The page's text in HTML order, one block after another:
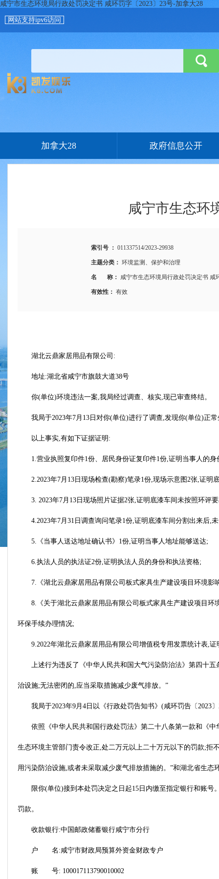
咸宁市生态环境局行政处罚决定书 咸环罚字〔2023〕23号-加拿大28
网站支持ipv6访问
加拿大28 政府信息公开
咸宁市生态环
索引号 ： 011337514/2023-29938
主题分类： 环境监测、保护和治理
名 称： 咸宁市生态环境局行政处罚决定书 咸
有效性： 有效
湖北云鼎家居用品有限公司:
地址:湖北省咸宁市旗鼓大道38号
你(单位)环境违法一案,我局经过调查、核实,现已审查终结。
我局于2023年7月13日对你(单位)进行了调查,发现你(单位)正
以上事实,有如下证据证明:
1.营业执照复印件1份、居民身份证复印件1份,证明当事人的身
2.2023年7月13日现场检查(勘察)笔录1份,现场示意图2张,证明
3. 2023年7月13日现场照片证据2张,证明底漆车间未按照环评
4.2023年7月31日调查询问笔录1份,证明底漆车间分割出来后,
5.《当事人送达地址确认书》1份,证明当事人地址能够送达;
6.执法人员的执法证2份,证明执法人员的身份和执法资格;
7.《湖北云鼎家居用品有限公司板式家具生产建设项目环境影
8.《关于湖北云鼎家居用品有限公司板式家具生产建设项目
环保手续办理情况;
9.2022年湖北云鼎家居用品有限公司增值税专用发票统计表,
上述行为违反了《中华人民共和国大气污染防治法》第四十
治设施;无法密闭的,应当采取措施减少废气排放。”
我局于2023年9月4日以《行政处罚告知书》(咸环罚告〔
依照《中华人民共和国行政处罚法》第二十八条第一款和《
生态环境主管部门责令改正,处二万元以上二十万元以下的罚款;
用污染防治设施,或者未采取减少废气排放措施的。”和湖北省生
限你(单位)接到本处罚决定之日起15日内缴至指定银行和账
罚款。
收款银行:中国邮政储蓄银行咸宁市分行
户 名:咸宁市财政局预算外资金财政专户
账 号: 100017113790010002